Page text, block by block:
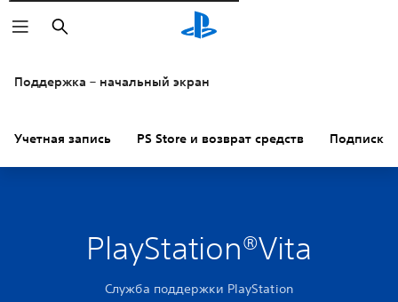
Поиск
Поддержка – начальный экран
Учетная запись PS Store и возврат средств Подписки
PlayStation®Vita
Служба поддержки PlayStation